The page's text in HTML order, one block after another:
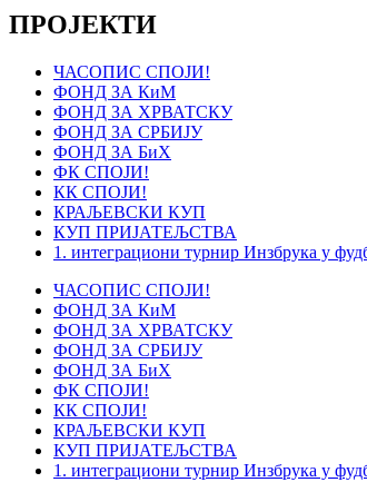
ПРОЈЕКТИ
ЧАСОПИС СПОЈИ!
ФОНД ЗА КиМ
ФОНД ЗА ХРВАТСКУ
ФОНД ЗА СРБИЈУ
ФОНД ЗА БиХ
ФК СПОЈИ!
КК СПОЈИ!
КРАЉЕВСКИ КУП
КУП ПРИЈАТЕЉСТВА
1. интеграциони турнир Инзбрука у
ЧАСОПИС СПОЈИ!
ФОНД ЗА КиМ
ФОНД ЗА ХРВАТСКУ
ФОНД ЗА СРБИЈУ
ФОНД ЗА БиХ
ФК СПОЈИ!
КК СПОЈИ!
КРАЉЕВСКИ КУП
КУП ПРИЈАТЕЉСТВА
1. интеграциони турнир Инзбрука у